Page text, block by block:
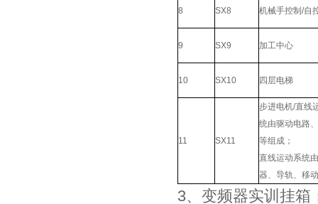
8 SX8 机械手控制/自
9 SX9 加工中心
10 SX10 四层电梯
11 SX11
步进电机/直线
统由驱动电路
等组成；
直线运动系统
器、导轨、移
3、变频器实训挂箱